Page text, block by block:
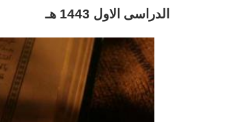
الدراسى الاول 1443 هـ